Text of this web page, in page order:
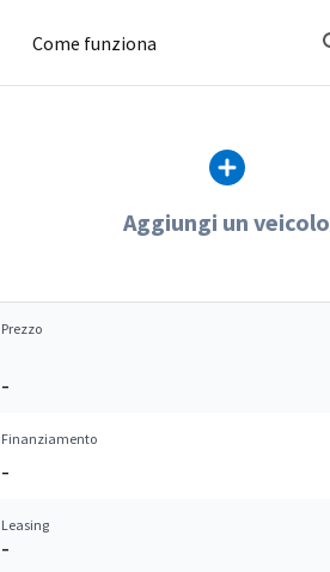
Come funziona
Aggiungi un veicolo
Prezzo
–
Finanziamento
–
Leasing
–